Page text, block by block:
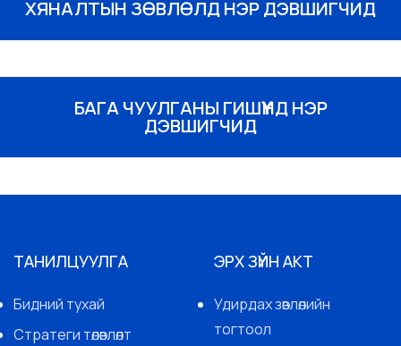
ХЯНАЛТЫН ЗӨВЛӨЛД НЭР ДЭВШИГЧИД
БАГА ЧУУЛГАНЫ ГИШҮҮНД НЭР
ДЭВШИГЧИД
ТАНИЛЦУУЛГА
Бидний тухай
Стратеги төлөвлөлт
ЭРХ ЗҮЙН АКТ
Удирдах зөвлөлийн
тогтоол